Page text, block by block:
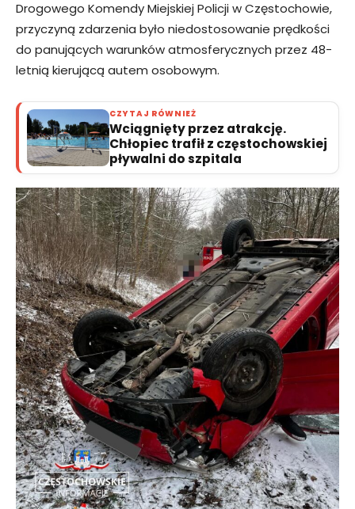
Drogowego Komendy Miejskiej Policji w Częstochowie,
przyczyną zdarzenia było niedostosowanie prędkości
do panujących warunków atmosferycznych przez 48-
letnią kierującą autem osobowym.
CZYTAJ RÓWNIEŻ
Wciągnięty przez atrakcję.
Chłopiec trafił z częstochowskiej
pływalni do szpitala